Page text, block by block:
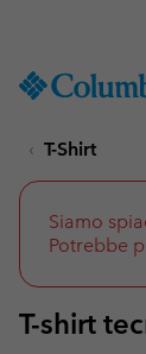
TO
SKIP
NAV
TO
SEARCH
T-Shirt
Siamo
Potrebbe
T-shirt